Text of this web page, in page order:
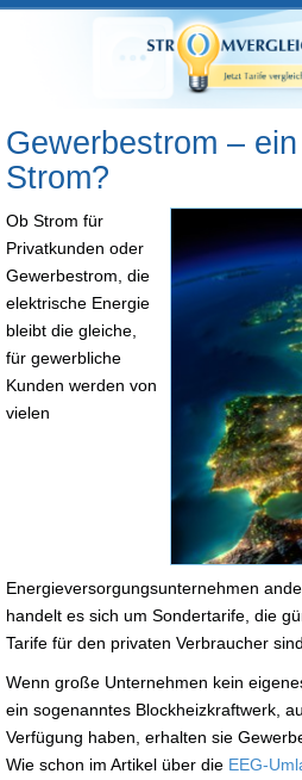
Gewerbestrom –
Strom?
Ob Strom für
Privatkunden oder
Gewerbestrom, die
elektrische Energie
bleibt die gleiche,
für gewerbliche
Kunden werden von
vielen
Energieversorgungsunternehmen
handelt es sich um Sondertarife, die
Tarife für den privaten Verbraucher sind.
Wenn große Unternehmen kein
ein sogenanntes Blockheizkraftwerk,
Verfügung haben, erhalten sie
Wie schon im Artikel über die EEG-